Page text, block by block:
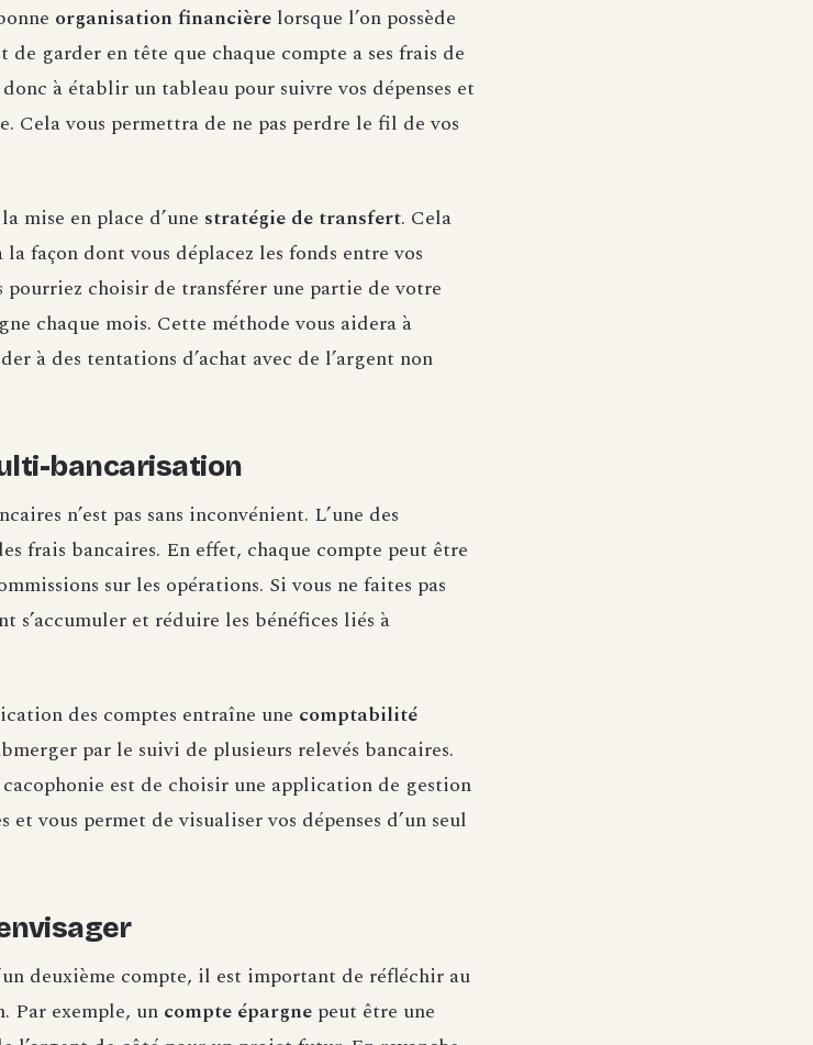
organisation financière lorsque l’on possède
de garder en tête que chaque compte a ses frais de
à établir un tableau pour suivre vos dépenses et
Cela vous permettra de ne pas perdre le fil de vos
mise en place d’une stratégie de transfert. Cela
façon dont vous déplacez les fonds entre vos
pourriez choisir de transférer une partie de votre
chaque mois. Cette méthode vous aidera à
à des tentations d’achat avec de l’argent non
bancarisation
n’est pas sans inconvénient. L’une des
frais bancaires. En effet, chaque compte peut être
sur les opérations. Si vous ne faites pas
s’accumuler et réduire les bénéfices liés à
des comptes entraîne une comptabilité
par le suivi de plusieurs relevés bancaires.
est de choisir une application de gestion
vous permet de visualiser vos dépenses d’un seul
deuxième compte, il est important de réfléchir au
Par exemple, un compte épargne peut être une